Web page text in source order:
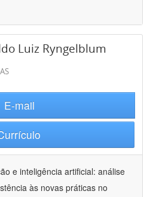
Luiz Ryngelblum
E-mail
e inteligência artificial: análise
às novas práticas no